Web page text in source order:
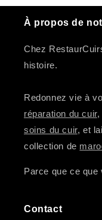
À propos de
Chez
histoire.
Redonnez vie à
réparation du cuir,
soins du cuir, et
collection de
Parce que ce
Contact